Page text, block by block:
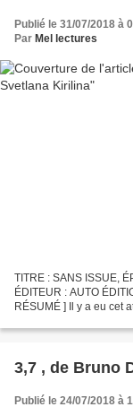
Publié le 31/07/2018 à
Par Mel lectures
TITRE : SANS ISSUE,
ÉDITEUR : AUTO
RÉSUMÉ ] Il y a eu cet
3,7 , de Bruno
Publié le 24/07/2018 à